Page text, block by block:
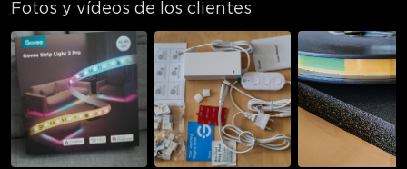
Fotos y vídeos de los clientes